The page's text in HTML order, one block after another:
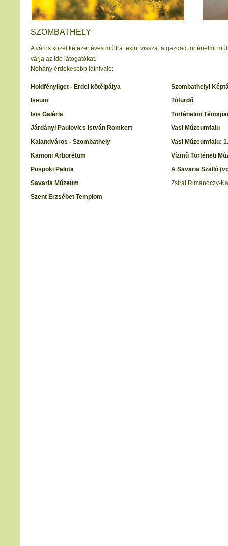
SZOMBATHELY
A város közel kétezer éves múltra tekint vissza, a gazdag történelmi
várja az ide látogatókat.
Néhány érdekesebb látnivaló:
Holdfényliget - Erdei kötélpálya
Szombathelyi
Iseum
Tófürdő
Isis Galéria
Történelmi
Járdányi Paulovics István Romkert
Vasi Múzeumfalu
Kalandváros - Szombathely
Vasi Múzeumfalu:
Kámoni Arborétum
Vízmű Történeti
Püspöki Palota
A Savaria Szálló
Savaria Múzeum
Zsirai Rimanóczy-
Szent Erzsébet Templom